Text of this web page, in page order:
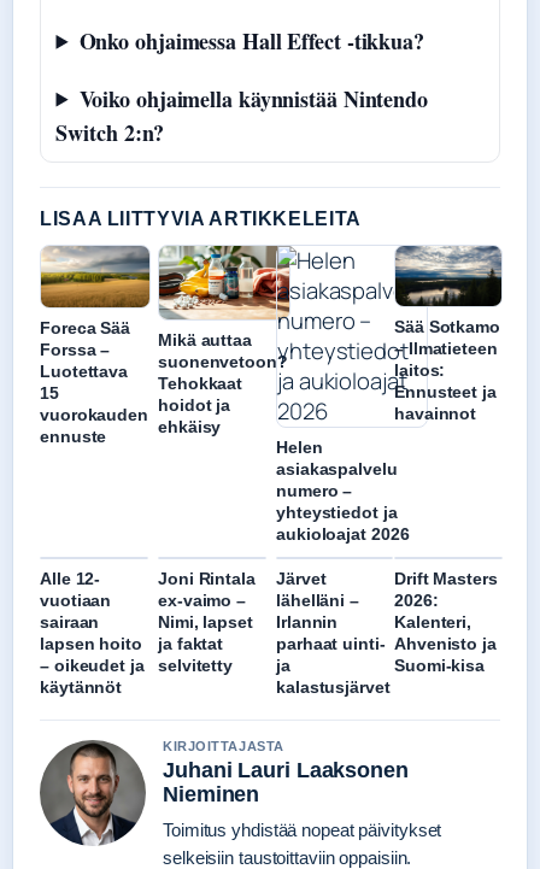
Onko ohjaimessa Hall Effect -tikkua?
Voiko ohjaimella käynnistää Nintendo
Switch 2:n?
LISAA LIITTYVIA ARTIKKELEITA
Foreca Sää
Forssa –
Luotettava
15
vuorokauden
ennuste
Mikä auttaa
suonenvetoon?
Tehokkaat
hoidot ja
ehkäisy
Helen
asiakaspalvelu
numero –
yhteystiedot ja
aukioloajat 2026
Sää Sotkamo
– Ilmatieteen
laitos:
Ennusteet ja
havainnot
Alle 12-
vuotiaan
sairaan
lapsen hoito
– oikeudet ja
käytännöt
Joni Rintala
ex-vaimo –
Nimi, lapset
ja faktat
selvitetty
Järvet
lähelläni –
Irlannin
parhaat uinti-
ja
kalastusjärvet
Drift Masters
2026:
Kalenteri,
Ahvenisto ja
Suomi-kisa
KIRJOITTAJASTA
Juhani Lauri Laaksonen
Nieminen
Toimitus yhdistää nopeat päivitykset
selkeisiin taustoittaviin oppaisiin.